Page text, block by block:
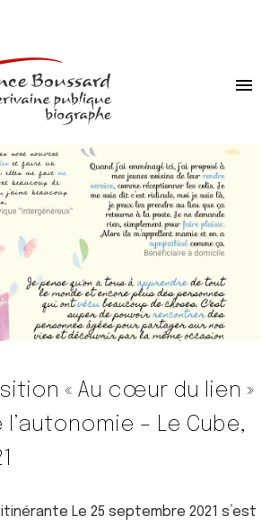
« Au cœur du lien »
l’autonomie – Le Cube,
Le 25 septembre 2021 s’est